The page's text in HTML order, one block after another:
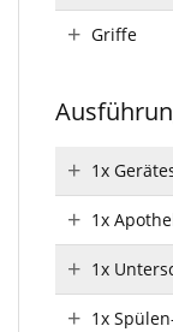
Griffe
1x
1x
1x
1x